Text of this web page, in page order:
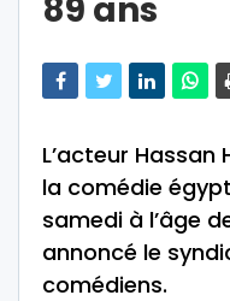
89 ans
L’acteur Hassan
la comédie
samedi à l’âge
annoncé le
comédiens.